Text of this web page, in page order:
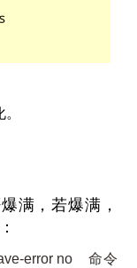
满，若爆满，
error no 命令